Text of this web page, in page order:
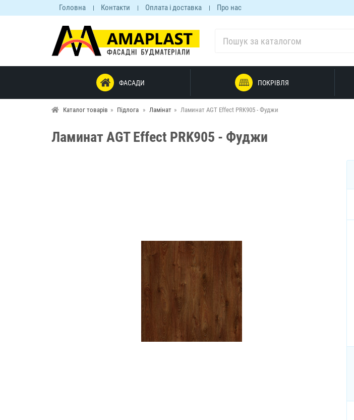
Головна Контакти Оплата і доставка Про нас
ФАСАДИ ПОКРІВЛЯ
Каталог товарів Підлога Ламінат Ламинат AGT Effect PRK905 - Фуджи
Ламинат AGT Effect PRK905 - Фуджи